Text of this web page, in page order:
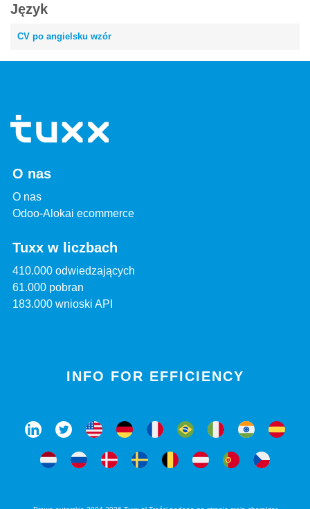
Język
CV po angielsku wzór
O nas
O nas
Odoo-Alokai ecommerce
Tuxx w liczbach
410.000 odwiedzających
61.000 pobran
183.000 wnioski API
INFO FOR EFFICIENCY